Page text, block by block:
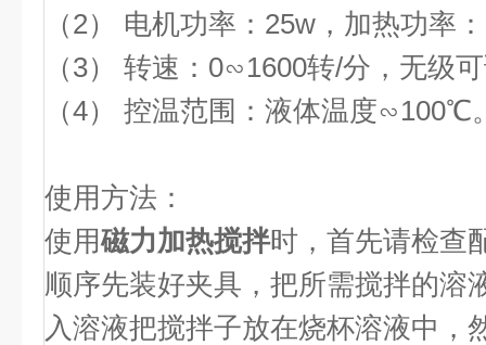
（2） 电机功率：25w，加热功率
（3） 转速：0∽1600转/分，无级
（4） 控温范围：液体温度∽100℃
使用方法：
使用磁力加热搅拌时，首先请检查
顺序先装好夹具，把所需搅拌的溶
入溶液把搅拌子放在烧杯溶液中，